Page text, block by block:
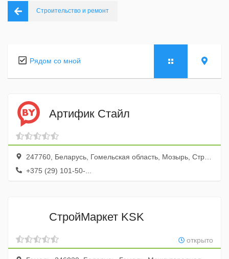
Строительство и ремонт
Рядом со мной
Артифик Стайл
247760, Беларусь, Гомельская область, Мозырь, Страконицкий бульвар, 1
+375 (29) 101-50-...
СтройМаркет KSK
открыто